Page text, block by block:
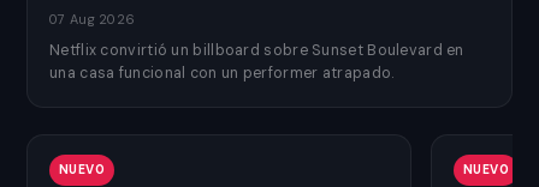
07 Aug 2026
Netflix convirtió un billboard sobre Sunset Boulevard en
una casa funcional con un performer atrapado.
NUEVO NUEVO